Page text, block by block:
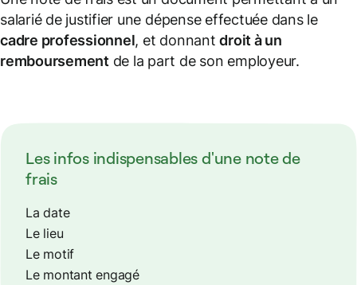
salarié de justifier une dépense effectuée dans le
cadre professionnel, et donnantdroit à un
remboursement de la part de son employeur.
Les infos indispensables d'une note de
frais
La date
Le lieu
Le motif
Le montant engagé